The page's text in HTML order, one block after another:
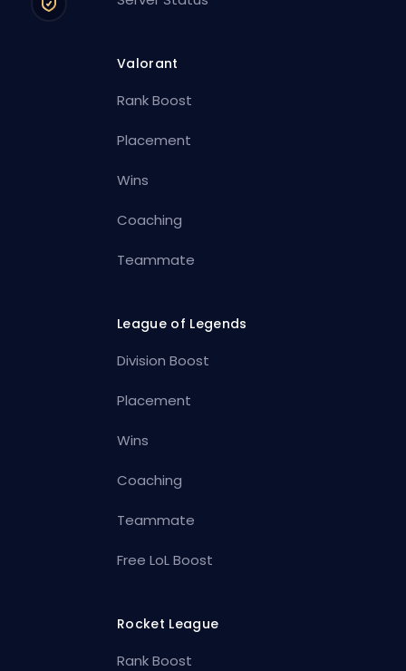
Valorant
Rank Boost
Placement
Wins
Coaching
Teammate
League of Legends
Division Boost
Placement
Wins
Coaching
Teammate
Free LoL Boost
Rocket League
Rank Boost